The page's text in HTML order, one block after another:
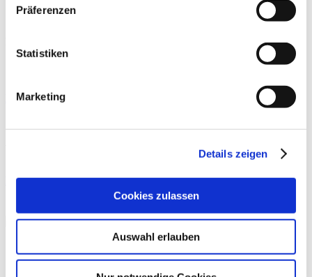
Präferenzen
Statistiken
Marketing
Details zeigen
Cookies zulassen
Auswahl erlauben
By Dr. med. Michael Rettler
Moderne Knieendoprothetik
THERAPIE By PD Dr. med.
Präoperative Trainingstherapie
THERAPIE
By Rebecca Abel,Prof. Dr. phil. Daniel Niederer,PD Dr.